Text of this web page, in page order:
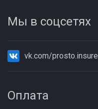
Мы в соцсетях
vk.com/prosto.insure
Оплата